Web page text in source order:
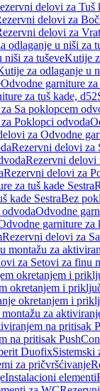
delovi za Tuš
delovi za
delovi za
odlaganje u niši za
niši za tuševeKutije
za odlaganje u
Odvodne garniture
za tuš kade, d52
Sa poklopcem
Poklopci odvoda
za Odvodne
Rezervni delovi za
Rezervni delovi
Rezervni delovi za
za tuš kade Sestra
kade SestraBez
Odvodne
garniture za
Rezervni delovi za
montažu za
za Setovi za finu
okretanjem i
okretanjem i
okretanjem i
za
na pritisak
na pritisak
DuofixSistemski
za pričvršćivanje
Instalacioni elementi